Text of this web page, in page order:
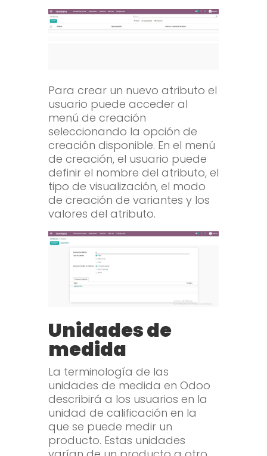
Para crear un nuevo atributo el
usuario puede acceder al
menú de creación
seleccionando la opción de
creación disponible. En el menú
de creación, el usuario puede
definir el nombre del atributo, el
tipo de visualización, el modo
de creación de variantes y los
valores del atributo.
Unidades de
medida
La terminología de las
unidades de medida en Odoo
describirá a los usuarios en la
unidad de calificación en la
que se puede medir un
producto. Estas unidades